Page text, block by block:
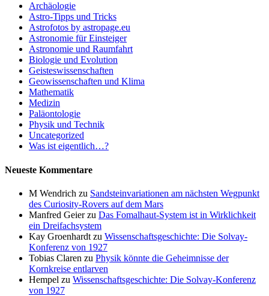
Archäologie
Astro-Tipps und Tricks
Astrofotos by astropage.eu
Astronomie für Einsteiger
Astronomie und Raumfahrt
Biologie und Evolution
Geisteswissenschaften
Geowissenschaften und Klima
Mathematik
Medizin
Paläontologie
Physik und Technik
Uncategorized
Was ist eigentlich…?
Neueste Kommentare
M Wendrich zu Sandsteinvariationen am nächsten Wegpunkt
des Curiosity-Rovers auf dem Mars
Manfred Geierzu Das Fomalhaut-System ist in Wirklichkeit
ein Dreifachsystem
Kay Groenhardt zu Wissenschaftsgeschichte: Die Solvay-
Konferenz von 1927
Tobias Claren zu Physik könnte die Geheimnisse der
Kornkreise entlarven
Hempel zu Wissenschaftsgeschichte: Die Solvay-Konferenz
von 1927